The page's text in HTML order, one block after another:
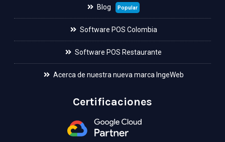
Blog Popular
Software POS Colombia
Software POS Restaurante
Acerca de nuestra nueva marca IngeWeb
Certificaciones